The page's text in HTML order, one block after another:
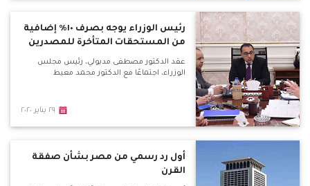
رئيس الوزراء يوجه بصرف ١٠٪ إضافية
من المستحقات المتأخرة للمصدرين
عقد الدكتور مصطفى مدبولي، رئيس مجلس
الوزراء، اجتماعًا مع الدكتور محمد معيط
٢٩ يناير ٢٠٢٠
أول رد رسمي من مصر بشأن صفقة
القرن